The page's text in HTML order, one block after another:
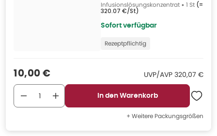
Infusionslösungskonzentrat • 1 St (=
320.07 €/St)
Sofort verfügbar
Rezeptpflichtig
Verkaufspreis
10,00 € UVP/AVP UVP/AVP:
320,07 €
In den Warenkorb
+ Weitere Packungsgrößen